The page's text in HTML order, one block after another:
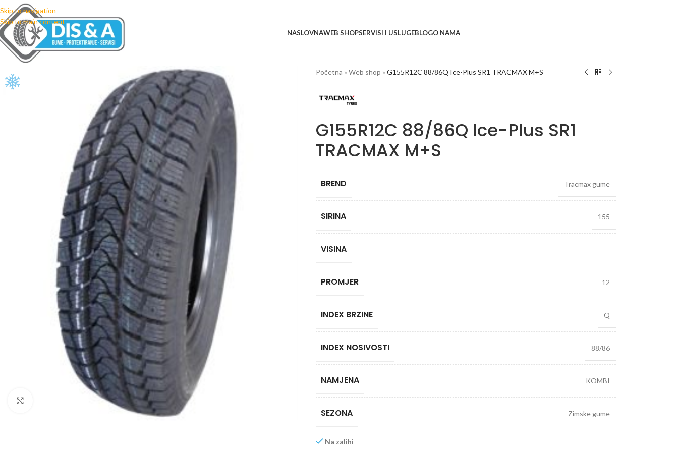
Skip to navigation
Skip to main content
NASLOVNAWEB SHOPSERVISI I USLUGEBLOGO NAMA
Početna » Web shop » G155R12C 88/86Q Ice-Plus SR1 TRACMAX M+S
G155R12C 88/86Q Ice-Plus SR1
TRACMAX M+S
BREND Tracmax gume
SIRINA 155
VISINA
PROMJER 12
INDEX BRZINE Q
INDEX NOSIVOSTI 88/86
NAMJENA KOMBI
SEZONA Zimske gume
Na zalihi